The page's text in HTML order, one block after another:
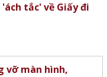
tắc' về Giấy đi
vỡ màn hình,